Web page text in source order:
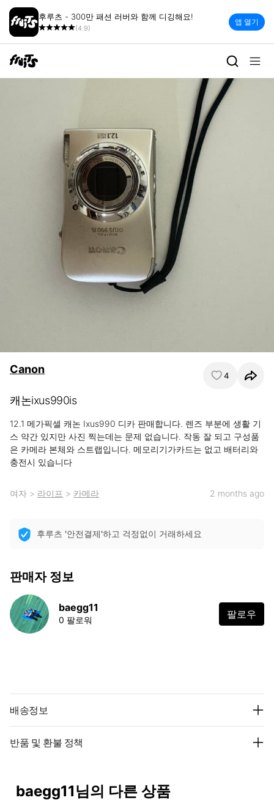
후루츠 - 300만 패션 러버와 함께 디깅해요!
(4.9)
앱 열기
Canon 4
캐논ixus990is
12.1 메가픽셀 캐논 Ixus990 디카 판매합니다. 렌즈 부분에 생활 기
스 약간 있지만 사진 찍는데는 문제 없습니다. 작동 잘 되고 구성품
은 카메라 본체와 스트랩입니다. 메모리기가카드는 없고 배터리와
충전시 있습니다
여자 > 라이프 > 카메라 2 months ago
후루츠 '안전결제'하고 걱정없이 거래하세요
판매자 정보
baegg11
0 팔로워 팔로우
배송정보
반품 및 환불 정책
baegg11님의 다른 상품